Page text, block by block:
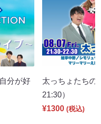
分が好
太っちょたち
21:30）
¥1300 (税込)